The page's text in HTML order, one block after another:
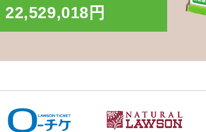
22,529,018円